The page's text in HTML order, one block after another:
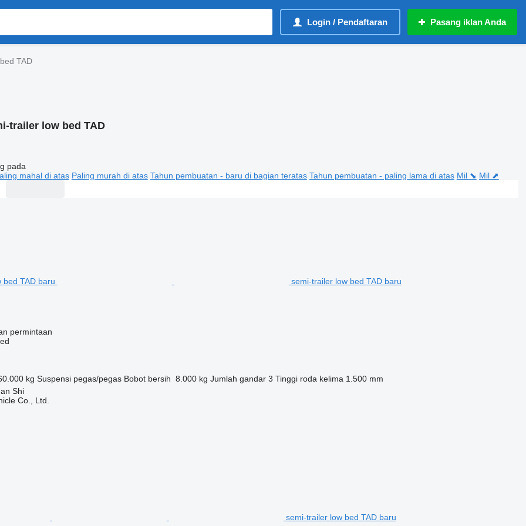
Login / Pendaftaran Pasang iklan Anda
TAD
trailer low bed TAD
pada
mahal di atas Paling murah di atas Tahun pembuatan - baru di bagian teratas Tahun pembuatan - paling lama di atas Mil ⬊ Mil ⬈
semi-trailer low bed TAD baru
permintaan
kg Suspensi pegas/pegas Bobot bersih 8.000 kg Jumlah gandar 3 Tinggi roda kelima 1.500 mm
Shi
Co., Ltd.
semi-trailer low bed TAD baru